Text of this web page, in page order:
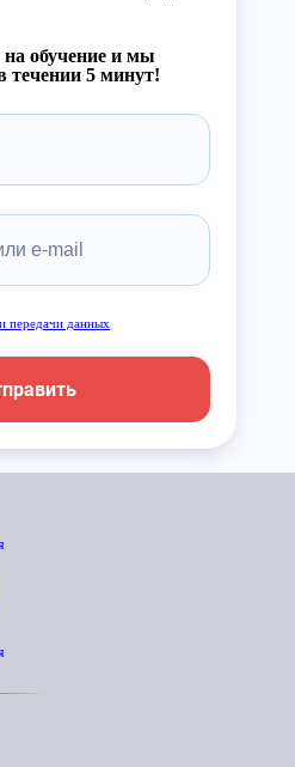
на обучение и мы
течении 5 минут!
передачи данных